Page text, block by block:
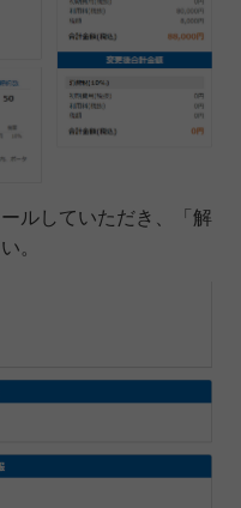
ルしていただき、「解
。